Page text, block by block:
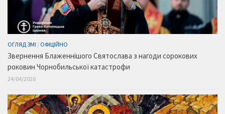
ОГЛЯД ЗМІ / ОФІЦІЙНО
Звернення Блаженнішого Святослава з нагоди сорокових
роковин Чорнобильської катастрофи
24/04/2026